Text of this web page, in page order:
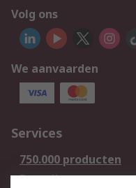
Volg ons
We aanvaarden
Services
750.000 producten
Bestellen